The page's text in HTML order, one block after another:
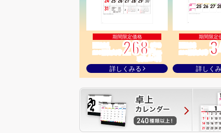
268 円 /冊
(税別)
税込294円
詳しくみる 詳しく